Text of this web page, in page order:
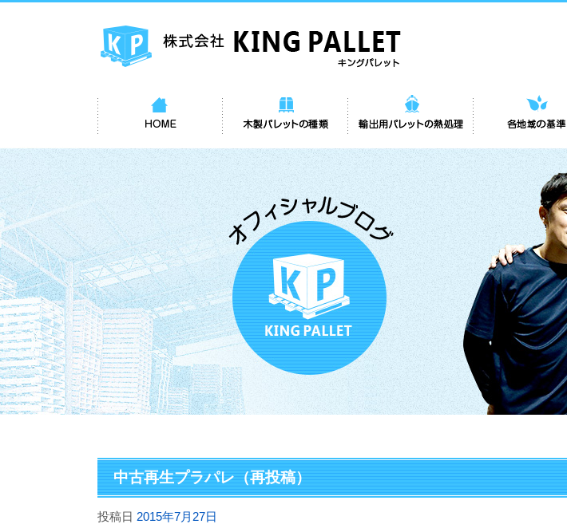
中古再生プラパレ（再投稿）
投稿日 2015年7月27日